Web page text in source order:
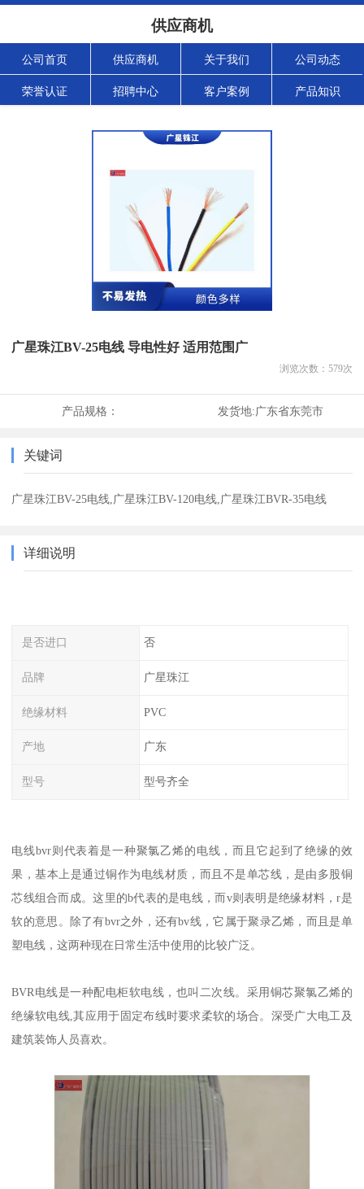
供应商机
公司首页 供应商机 关于我们 公司动态
荣誉认证 招聘中心 客户案例 产品知识
广星珠江BV-25电线 导电性好 适用范围广
浏览次数： 579次
产品规格： 发货地:广东省东莞市
关键词
广星珠江BV-25电线,广星珠江BV-120电线,广星珠江BVR-35电线
详细说明
是否进口 否
品牌 广星珠江
绝缘材料 PVC
产地 广东
型号 型号齐全
电线bvr则代表着是一种聚氯乙烯的电线，而且它起到了绝缘的效
果，基本上是通过铜作为电线材质，而且不是单芯线，是由多股铜
芯线组合而成。这里的b代表的是电线，而v则表明是绝缘材料，r是
软的意思。除了有bvr之外，还有bv线，它属于聚录乙烯，而且是单
塑电线，这两种现在日常生活中使用的比较广泛。
BVR电线是一种配电柜软电线，也叫二次线。采用铜芯聚氯乙烯的
绝缘软电线,其应用于固定布线时要求柔软的场合。深受广大电工及
建筑装饰人员喜欢。